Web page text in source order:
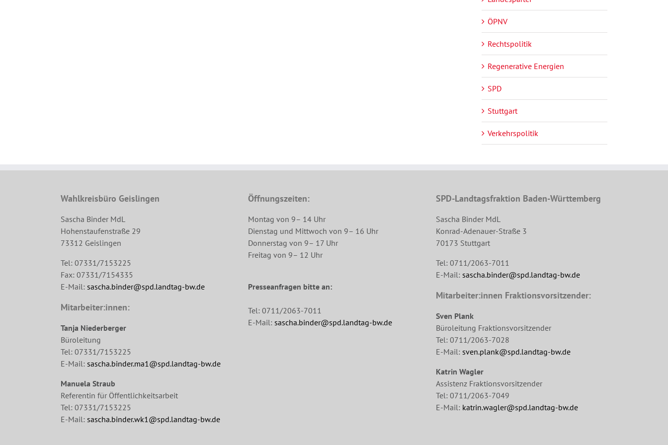
ÖPNV
Rechtspolitik
Regenerative Energien
SPD
Stuttgart
Verkehrspolitik
Wahlkreisbüro Geislingen
Sascha Binder MdL
Hohenstaufenstraße 29
73312 Geislingen
Tel: 07331/7153225
Fax: 07331/7154335
E-Mail: sascha.binder@spd.landtag-bw.de
Mitarbeiter:innen:
Tanja Niederberger
Büroleitung
Tel: 07331/7153225
E-Mail: sascha.binder.ma1@spd.landtag-bw.de
Manuela Straub
Referentin für Öffentlichkeitsarbeit
Tel: 07331/7153225
E-Mail: sascha.binder.wk1@spd.landtag-bw.de
Öffnungszeiten:
Montag von 9– 14 Uhr
Dienstag und Mittwoch von 9– 16 Uhr
Donnerstag von 9– 17 Uhr
Freitag von 9– 12 Uhr
Presseanfragen bitte an:
Tel: 0711/2063-7011
E-Mail:sascha.binder@spd.landtag-bw.de
SPD-Landtagsfraktion Baden-Württemberg
Sascha Binder MdL
Konrad-Adenauer-Straße 3
70173 Stuttgart
Tel: 0711/2063-7011
E-Mail: sascha.binder@spd.landtag-bw.de
Mitarbeiter:innen Fraktionsvorsitzender:
Sven Plank
Büroleitung Fraktionsvorsitzender
Tel: 0711/2063-7028
E-Mail: sven.plank@spd.landtag-bw.de
Katrin Wagler
Assistenz Fraktionsvorsitzender
Tel: 0711/2063-7049
E-Mail: katrin.wagler@spd.landtag-bw.de